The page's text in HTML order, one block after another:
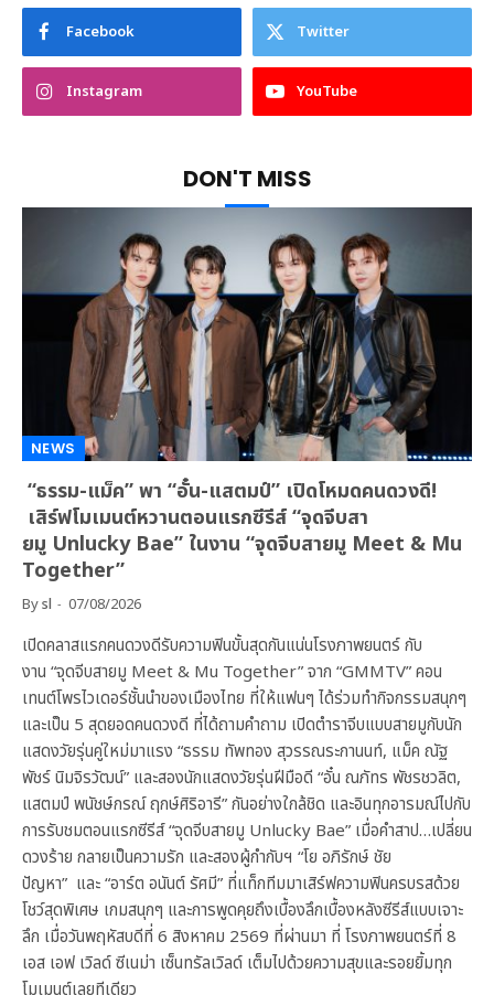
Facebook Twitter
Instagram YouTube
DON'T MISS
NEWS
“ธรรม-แม็ค” พา “อั๋น-แสตมป์” เปิดโหมดคนดวงดี!
เสิร์ฟโมเมนต์หวานตอนแรกซีรีส์ “จุดจีบสา
ยมู Unlucky Bae” ในงาน “จุดจีบสายมู Meet & Mu
Together”
Bysl 07/08/2026
เปิดคลาสแรกคนดวงดีรับความฟินขั้นสุดกันแน่นโรงภาพยนตร์ กับ
งาน “จุดจีบสายมู Meet & Mu Together” จาก “GMMTV” คอน
เทนต์โพรไวเดอร์ชั้นนำของเมืองไทย ที่ให้แฟนๆ ได้ร่วมทำกิจกรรมสนุกๆ
และเป็น 5 สุดยอดคนดวงดี ที่ได้ถามคำถาม เปิดตำราจีบแบบสายมูกับนัก
แสดงวัยรุ่นคู่ใหม่มาแรง “ธรรม ทัพทอง สุวรรณระกานนท์, แม็ค ณัฐ
พัชร์ นิมจิรวัฒน์” และสองนักแสดงวัยรุ่นฝีมือดี “อั๋น ณภัทร พัชรชวลิต,
แสตมป์ พนัชษ์กรณ์ ฤกษ์ศิริอารี” กันอย่างใกล้ชิด และอินทุกอารมณ์ไปกับ
การรับชมตอนแรกซีรีส์ “จุดจีบสายมู Unlucky Bae” เมื่อคำสาป…เปลี่ยน
ดวงร้าย กลายเป็นความรัก และสองผู้กำกับฯ “โย อภิรักษ์ ชัย
ปัญหา” และ “อาร์ต อนันต์ รัศมี” ที่แท็กทีมมาเสิร์ฟความฟินครบรสด้วย
โชว์สุดพิเศษ เกมสนุกๆ และการพูดคุยถึงเบื้องลึกเบื้องหลังซีรีส์แบบเจาะ
ลึก เมื่อวันพฤหัสบดีที่ 6 สิงหาคม 2569 ที่ผ่านมา ที่ โรงภาพยนตร์ที่ 8
เอส เอฟ เวิลด์ ซีเนม่า เซ็นทรัลเวิลด์ เต็มไปด้วยความสุขและรอยยิ้มทุก
โมเมนต์เลยทีเดียว